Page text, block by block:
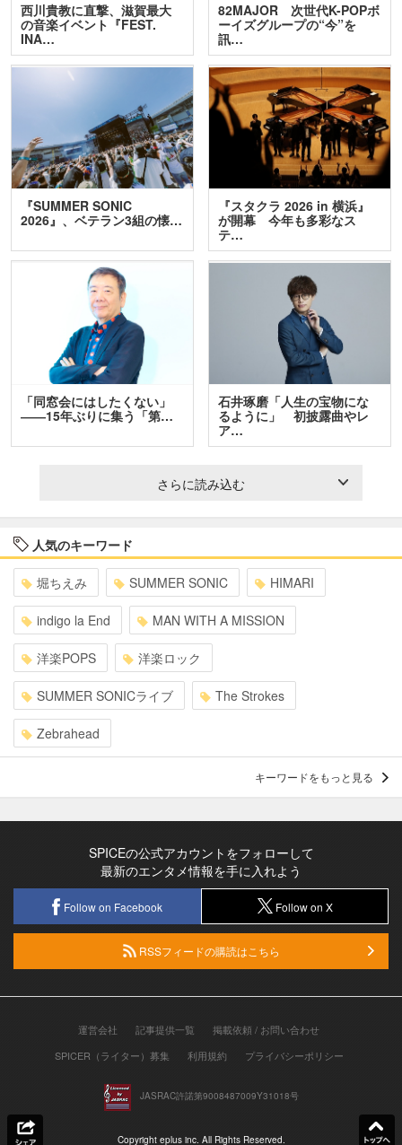
西川貴教に直撃、滋賀最大
の音楽イベント『FEST.
INA…
82MAJOR 次世代K-POPボ
ーイズグループの“今”を
訊…
『SUMMER SONIC
2026』、ベテラン3組の懐…
『スタクラ 2026 in 横浜』
が開幕 今年も多彩なス
テ…
「同窓会にはしたくない」
――15年ぶりに集う「第…
石井琢磨「人生の宝物にな
るように」 初披露曲やレ
ア…
さらに読み込む
人気のキーワード
堀ちえみ SUMMER SONIC HIMARI
indigo la End MAN WITH A MISSION
洋楽POPS 洋楽ロック
SUMMER SONICライブ The Strokes
Zebrahead
キーワードをもっと見る
SPICEの公式アカウントをフォローして
最新のエンタメ情報を手に入れよう
Follow on Facebook Follow on X
RSSフィードの購読はこちら
運営会社 記事提供一覧
掲載依頼 / お問い合わせ
SPICER（ライター）募集
利用規約 プライバシーポリシー
JASRAC許諾第9008487009Y31018号
Copyright eplus inc. All Rights Reserved.